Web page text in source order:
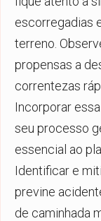
escorregadias
terreno.
propensas a
correntezas
Incorporar
seu processo
essencial ao
Identificar e
previne
de caminhada